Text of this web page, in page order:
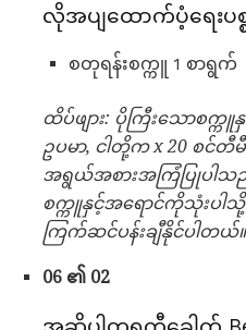
လိုအပျထောက်ပံ့ရေးပစ္စ
စတုရန်းစက္ကူ 1 စာရွက်
ထိပ်ဖျား: ပိုကြီးသောစ
ဥပမာ, ငါတို့က x 20 စင်
အရွယ်အစားအကြံပြုပါသ
စက္ကူနှင့်အရောင်ကိုသုံးပ
ကြက်ဆင်ပန်းချီနိုင်ပါတယ်။
06 ၏ 02